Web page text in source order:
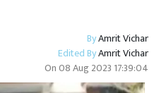
ByAmrit Vichar
Edited ByAmrit Vichar
On08 Aug 2023 17:39:04